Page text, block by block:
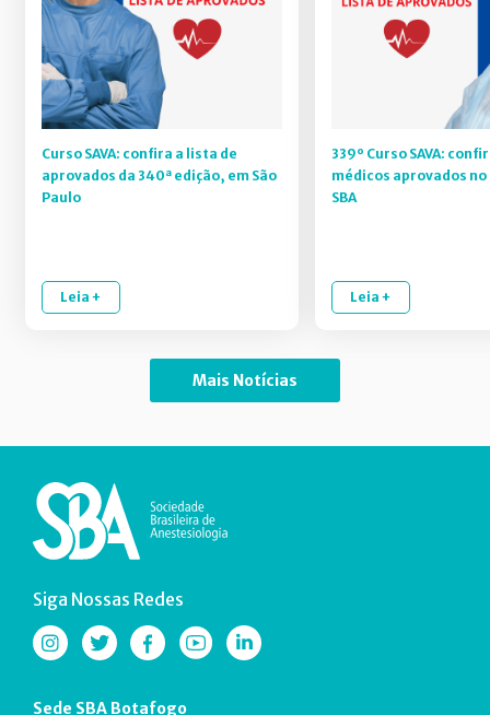
Curso SAVA: confira a lista de
aprovados da 340ª edição, em São
Paulo
Leia +
339º Curso SAVA:
médicos aprovados
SBA
Leia +
Mais Notícias
Siga Nossas Redes
Sede SBA Botafogo